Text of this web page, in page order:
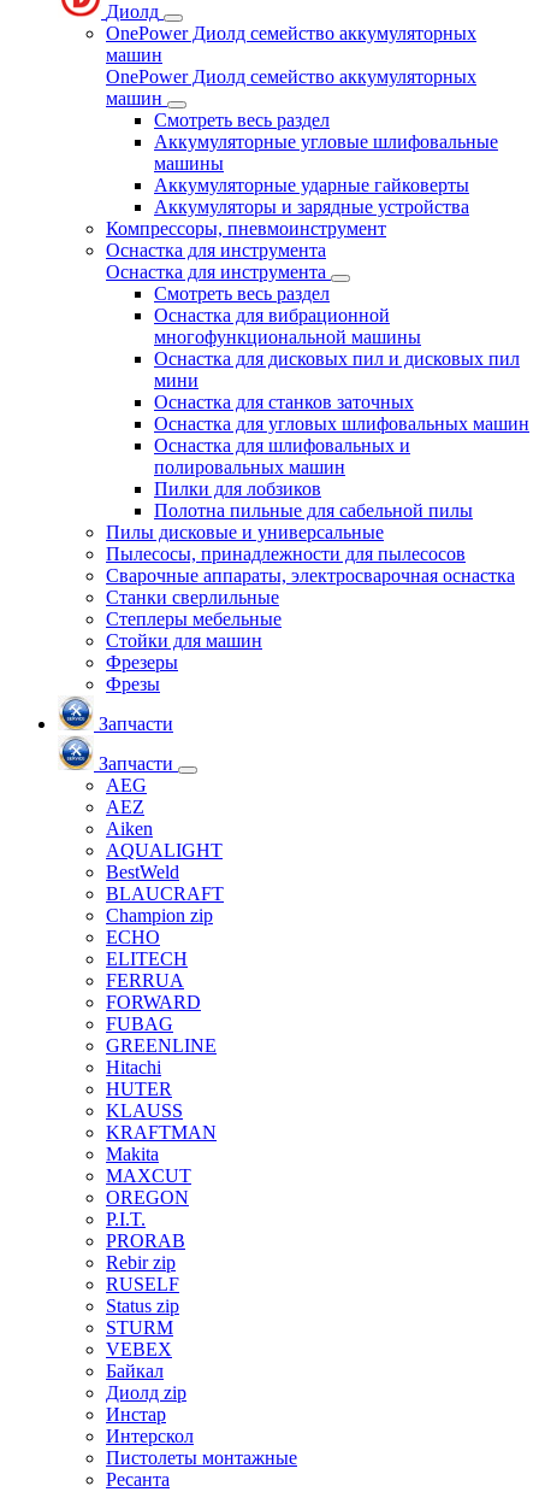
Диолд
OnePower Диолд семейство аккумуляторных
машин
OnePower Диолд семейство аккумуляторных
машин
Смотреть весь раздел
Аккумуляторные угловые шлифовальные
машины
Аккумуляторные ударные гайковерты
Аккумуляторы и зарядные устройства
Компрессоры, пневмоинструмент
Оснастка для инструмента
Оснастка для инструмента
Смотреть весь раздел
Оснастка для вибрационной
многофункциональной машины
Оснастка для дисковых пил и дисковых пил
мини
Оснастка для станков заточных
Оснастка для угловых шлифовальных машин
Оснастка для шлифовальных и
полировальных машин
Пилки для лобзиков
Полотна пильные для сабельной пилы
Пилы дисковые и универсальные
Пылесосы, принадлежности для пылесосов
Сварочные аппараты, электросварочная оснастка
Станки сверлильные
Степлеры мебельные
Стойки для машин
Фрезеры
Фрезы
Запчасти
Запчасти
AEG
AEZ
Aiken
AQUALIGHT
BestWeld
BLAUCRAFT
Champion zip
ECHO
ELITECH
FERRUA
FORWARD
FUBAG
GREENLINE
Hitachi
HUTER
KLAUSS
KRAFTMAN
Makita
MAXCUT
OREGON
P.I.T.
PRORAB
Rebir zip
RUSELF
Status zip
STURM
VEBEX
Байкал
Диолд zip
Инстар
Интерскол
Пистолеты монтажные
Ресанта